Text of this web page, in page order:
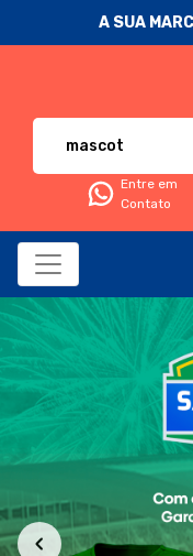
A SUA
Entre em
Contato